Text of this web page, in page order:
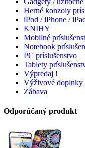
Herné konzoly
iPod / iPhone /
KNIHY
Mobilné
Notebook
PC príslušenstvo
Tablety
Výpredaj !
Výživové doplnky
Zábava
Odporúčaný produkt